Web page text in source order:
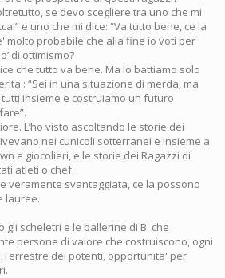
se devo scegliere tra uno che mi
e uno che mi dice: “Va tutto bene, ce la
molto probabile che alla fine io voti per
di ottimismo?
che tutto va bene. Ma lo battiamo solo
“Sei in una situazione di merda, ma
insieme e costruiamo un futuro
L’ho visto ascoltando le storie dei
nei cunicoli sotterranei e insieme a
e giocolieri, e le storie dei Ragazzi di
atleti o chef.
veramente svantaggiata, ce la possono
lauree.
gli scheletri e le ballerine di B. che
persone di valore che costruiscono, ogni
Terrestre dei potenti, opportunita' per